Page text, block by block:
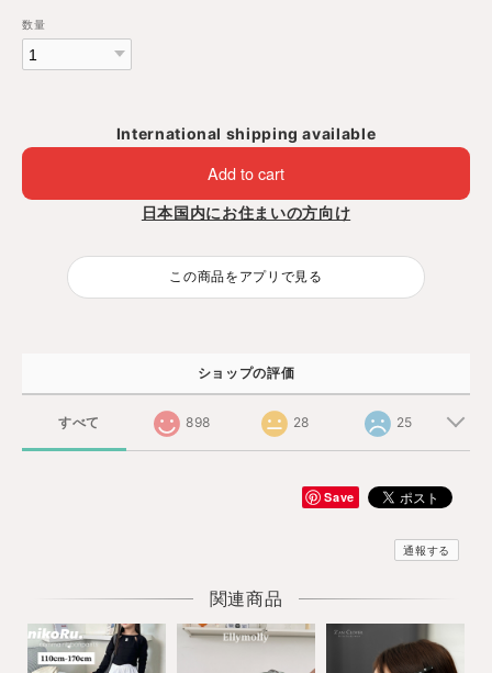
数量
International shipping available
Add to cart
日本国内にお住まいの方向け
この商品をアプリで見る
ショップの評価
すべて 898 28 25
Save
通報する
関連商品